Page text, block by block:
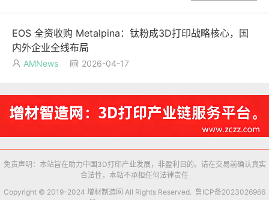
EOS 全资收购 Metalpina：钛粉成3D打印战略核心，国
内外企业全线布局
 AMNews  2026-04-17
免责声明：本站旨在助力中国3D打印产业发展，非盈利目的。请在交易前确认真实
合法性，本站不承担任何法律责任
Copyright © 2019-2024 增材制造网 All Rights Reserved. 鲁ICP备2023026966